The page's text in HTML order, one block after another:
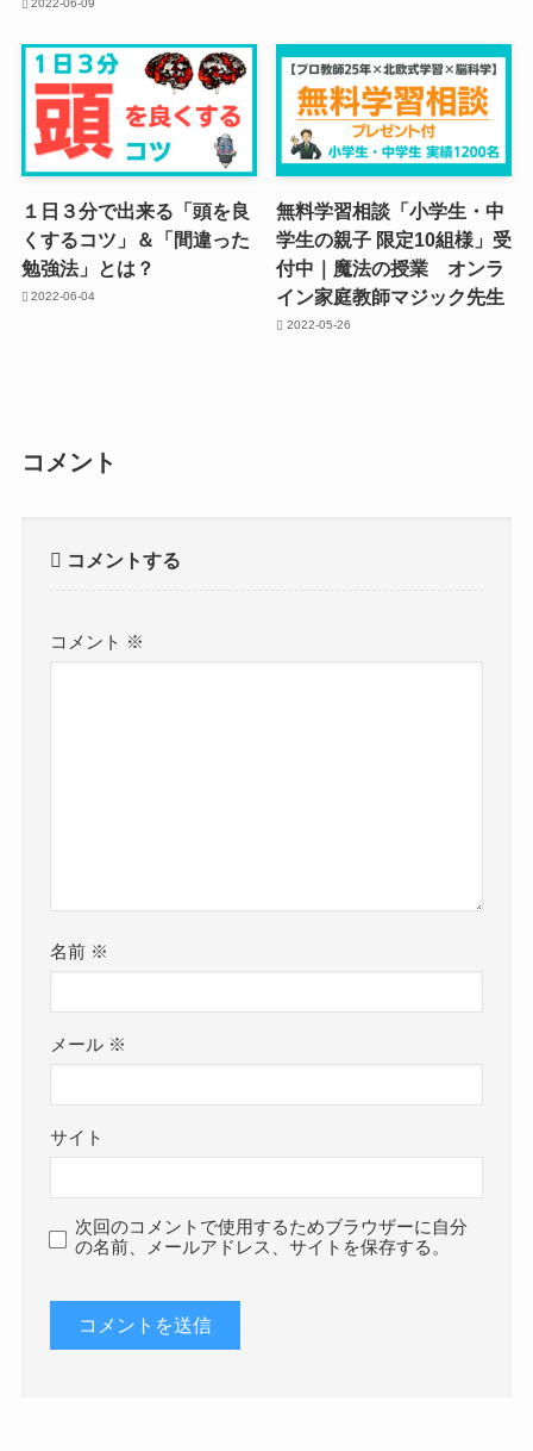
2022-06-09
１日３分で出来る「頭を良
くするコツ」＆「間違った
勉強法」とは？
2022-06-04
無料学習相談「小学生・中
学生の親子 限定10組様」受
付中｜魔法の授業 オンラ
イン家庭教師マジック先生
2022-05-26
コメント
コメントする
コメント ※
名前 ※
メール ※
サイト
次回のコメントで使用するためブラウザーに自分
の名前、メールアドレス、サイトを保存する。